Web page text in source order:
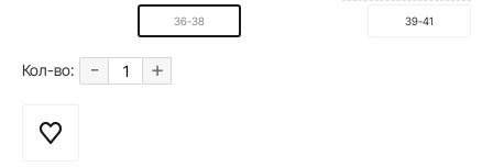
36-38 39-41
Кол-во: - +